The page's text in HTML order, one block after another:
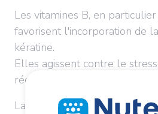
Les vitamines B, en
favorisent l'incorporation de
kératine.
Elles agissent contre le
réduisent la chute des cheveux.
La vitamine A et la vitamine C